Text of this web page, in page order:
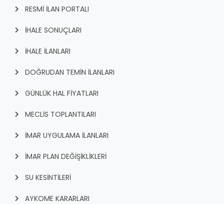
RESMİ İLAN PORTALI
İHALE SONUÇLARI
İHALE İLANLARI
DOĞRUDAN TEMİN İLANLARI
GÜNLÜK HAL FİYATLARI
MECLİS TOPLANTILARI
İMAR UYGULAMA İLANLARI
İMAR PLAN DEĞİŞİKLİKLERİ
SU KESİNTİLERİ
AYKOME KARARLARI